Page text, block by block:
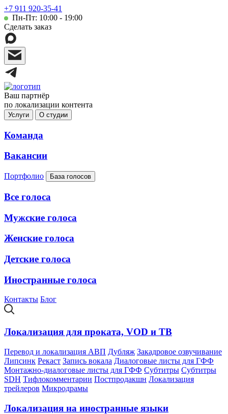
+7 911 920-35-41
Пн-Пт: 10:00 - 19:00
Сделать заказ
Ваш партнёр
по локализации контента
Услуги О студии
Команда
Вакансии
Портфолио База голосов
Все голоса
Мужские голоса
Женские голоса
Детские голоса
Иностранные голоса
Контакты Блог
Локализация для проката, VOD и ТВ
Перевод и локализация АВП Дубляж Закадровое озвучивание
Липсинк Рекаст Запись вокала Диалоговые листы для ГФФ
Монтажно-диалоговые листы для ГФФ Субтитры Субтитры
SDH Тифлокомментарии Постпродакшн Локализация
трейлеров Микродрамы
Локализация на иностранные языки